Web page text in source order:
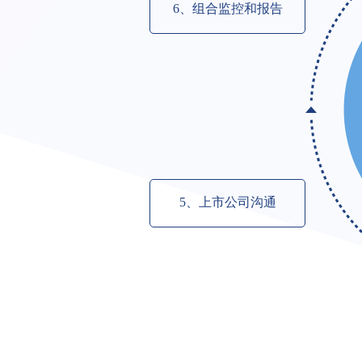
6、组合监控和报告
5、上市公司沟通